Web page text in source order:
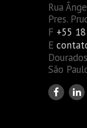
Rua
Pres.
F +55
E
São